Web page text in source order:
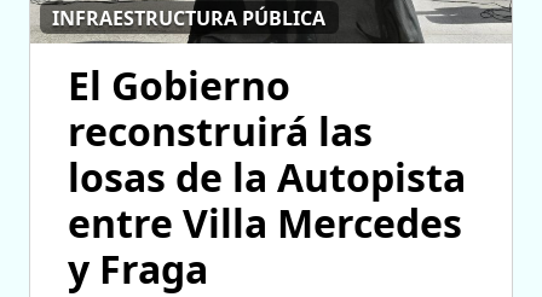
INFRAESTRUCTURA PÚBLICA
El Gobierno
reconstruirá las
losas de la Autopista
entre Villa Mercedes
y Fraga